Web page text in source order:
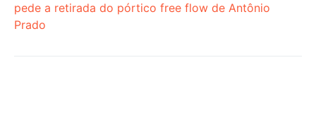
pede a retirada do pórtico free flow de Antônio
Prado